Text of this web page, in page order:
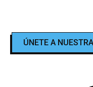
ÚNETE A